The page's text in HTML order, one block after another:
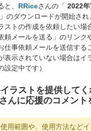
と、 RRiceさんの「 2022
」のダウンロードが開始され
ストの作成を依頼したい場
頼メールを送る」のリンク
仕事依頼メールを送信する
表示されていない場合はイ
設定中です）
ラストを提供してく
んに応援のコメント
用範囲や、使用方法など